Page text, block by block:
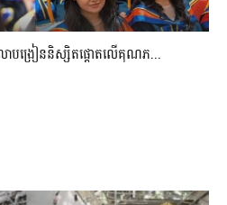
បង្រៀននិស្សិតផ្តោតលើគុណភ...